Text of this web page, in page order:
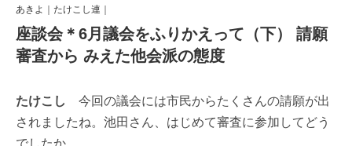
あきよ ｜ たけこし連 ｜
座談会＊6月議会をふりかえって（下） 請願
審査から みえた他会派の態度
たけこし
今回の議会には市民からたくさんの請願が出
されましたね。池田さん、はじめて審査に参加してどう
でしたか。